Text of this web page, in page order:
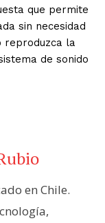
que permite
sin necesidad
reproduzca la
de sonido
en Chile.